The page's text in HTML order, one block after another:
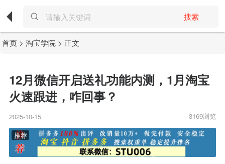
搜索
首页 >淘宝学院 > 正文
12月微信开启送礼功能内测，1月淘宝
火速跟进，咋回事？
2025-10-15 3169浏览